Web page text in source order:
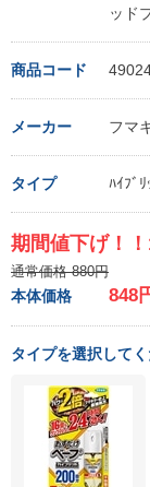
ッド
商品コード
メーカー フマ
タイプ ﾊｲﾌﾞ
期間値下げ！
通常価格 880円
本体価格 848
タイプを選択して